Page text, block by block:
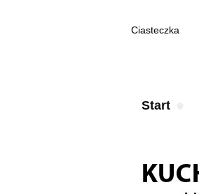
Ciasteczka
Start